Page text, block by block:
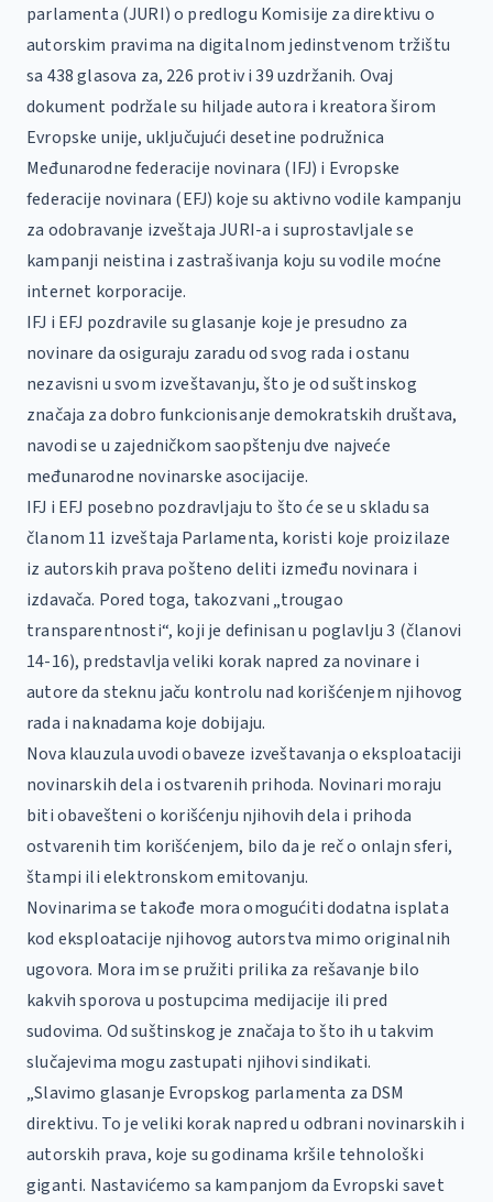
parlamenta (JURI) o predlogu Komisije za direktivu o
autorskim pravima na digitalnom jedinstvenom tržištu
sa 438 glasova za, 226 protiv i 39 uzdržanih. Ovaj
dokument podržale su hiljade autora i kreatora širom
Evropske unije, uključujući desetine podružnica
Međunarodne federacije novinara (IFJ) i Evropske
federacije novinara (EFJ) koje su aktivno vodile kampanju
za odobravanje izveštaja JURI-a i suprostavljale se
kampanji neistina i zastrašivanja koju su vodile moćne
internet korporacije.
IFJ i EFJ pozdravile su glasanje koje je presudno za
novinare da osiguraju zaradu od svog rada i ostanu
nezavisni u svom izveštavanju, što je od suštinskog
značaja za dobro funkcionisanje demokratskih društava,
navodi se u zajedničkom saopštenju dve najveće
međunarodne novinarske asocijacije.
IFJ i EFJ posebno pozdravljaju to što će se u skladu sa
članom 11 izveštaja Parlamenta, koristi koje proizilaze
iz autorskih prava pošteno deliti između novinara i
izdavača. Pored toga, takozvani „trougao
transparentnosti“, koji je definisan u poglavlju 3 (članovi
14-16), predstavlja veliki korak napred za novinare i
autore da steknu jaču kontrolu nad korišćenjem njihovog
rada i naknadama koje dobijaju.
Nova klauzula uvodi obaveze izveštavanja o eksploataciji
novinarskih dela i ostvarenih prihoda. Novinari moraju
biti obavešteni o korišćenju njihovih dela i prihoda
ostvarenih tim korišćenjem, bilo da je reč o onlajn sferi,
štampi ili elektronskom emitovanju.
Novinarima se takođe mora omogućiti dodatna isplata
kod eksploatacije njihovog autorstva mimo originalnih
ugovora. Mora im se pružiti prilika za rešavanje bilo
kakvih sporova u postupcima medijacije ili pred
sudovima. Od suštinskog je značaja to što ih u takvim
slučajevima mogu zastupati njihovi sindikati.
„Slavimo glasanje Evropskog parlamenta za DSM
direktivu. To je veliki korak napred u odbrani novinarskih i
autorskih prava, koje su godinama kršile tehnološki
giganti. Nastavićemo sa kampanjom da Evropski savet